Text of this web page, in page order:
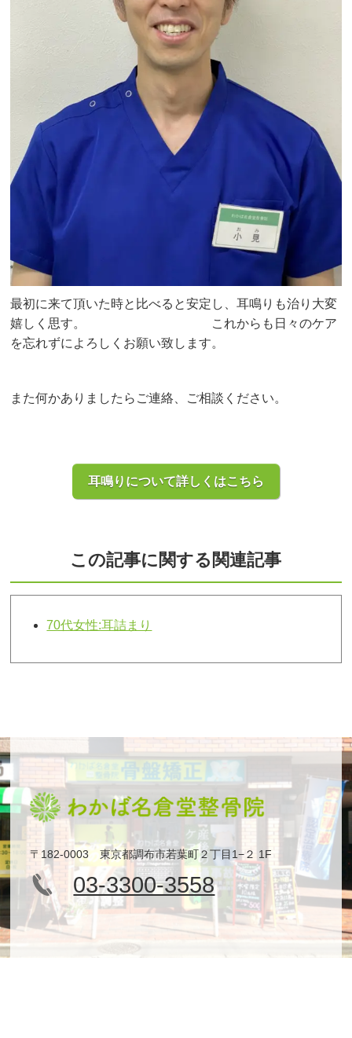
最初に来て頂いた時と比べると安定し、耳鳴りも治り大変
嬉しく思す。 これからも日々のケア
を忘れずによろしくお願い致します。
また何かありましたらご連絡、ご相談ください。
耳鳴りについて詳しくはこちら
この記事に関する関連記事
70代女性:耳詰まり
〒182-0003 東京都調布市若葉町２丁目1−２ 1F
03-3300-3558